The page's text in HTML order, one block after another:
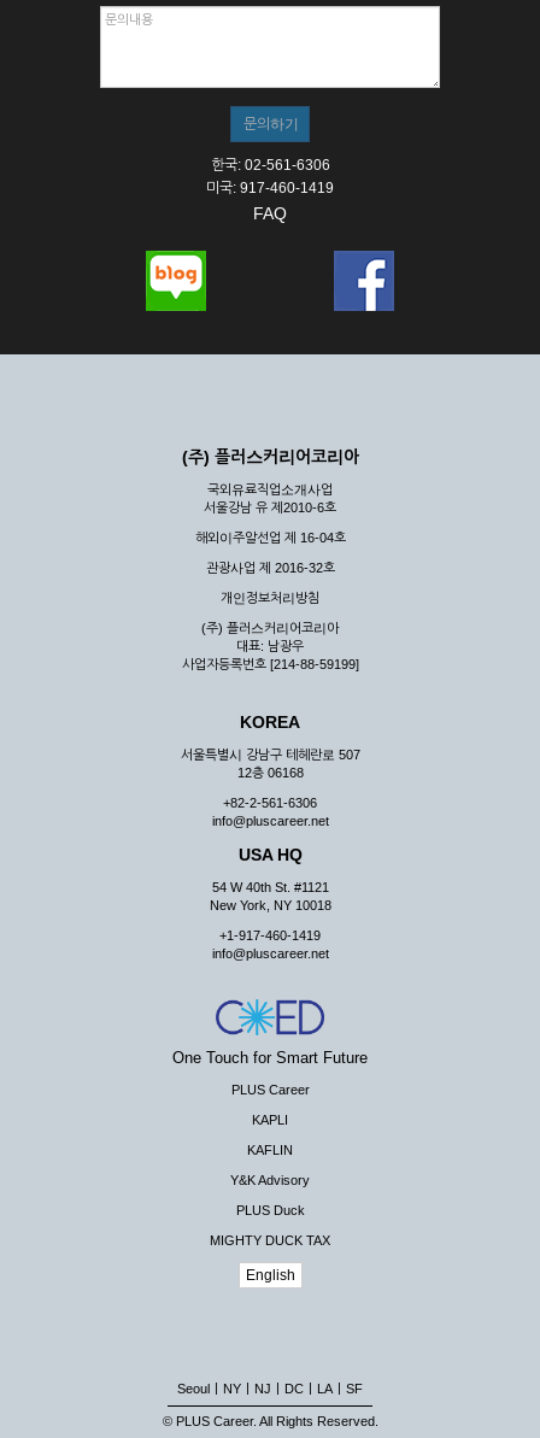
한국: 02-561-6306
미국: 917-460-1419
FAQ
(주) 플러스커리어코리아
국외유료직업소개사업
서울강남 유 제2010-6호
해외이주알선업 제 16-04호
관광사업 제 2016-32호
개인정보처리방침
(주) 플러스커리어코리아
대표: 남광우
사업자등록번호 [214-88-59199]
KOREA
서울특별시 강남구 테헤란로 507
12층 06168
+82-2-561-6306
info@pluscareer.net
USA HQ
54 W 40th St. #1121
New York, NY 10018
+1-917-460-1419
info@pluscareer.net
One Touch for Smart Future
PLUS Career
KAPLI
KAFLIN
Y&K Advisory
PLUS Duck
MIGHTY DUCK TAX
English
Seoul NY NJ DC LA SF
© PLUS Career. All Rights Reserved.